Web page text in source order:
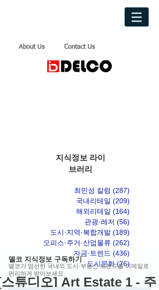
About Us Contact Us
지식정보 라이
브러리
최민성 칼럼 (287)
국내리테일 (209)
해외리테일 (164)
관광·레저 (56)
도시·지역·복합개발 (189)
오피스·주거·산업물류 (262)
자금·트렌드 (436)
도시문화 (76)게시물 76
튜디오] Art Estate 1 - 주
델코 지식정보 구독하기
델코가 엄선한 국내외 도시·부동산 트렌드를 이메일로
편리하게 받아보세요.